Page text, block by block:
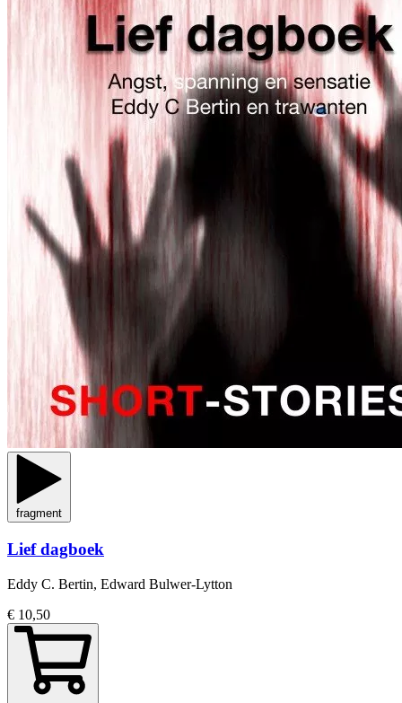
fragment
Lief dagboek
Eddy C. Bertin, Edward Bulwer-Lytton
€ 10,50